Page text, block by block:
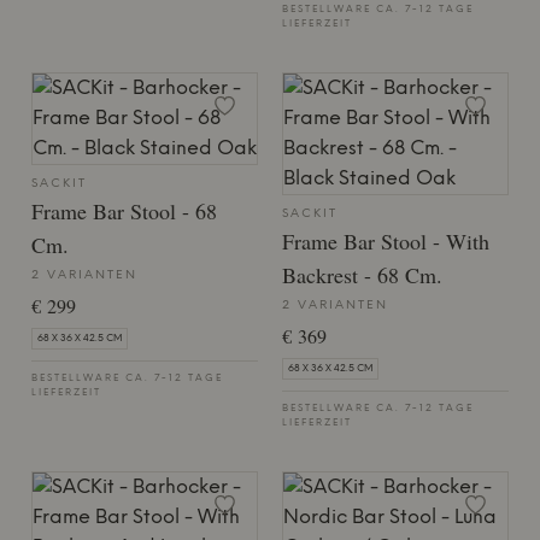
BESTELLWARE CA. 7-12 TAGE
LIEFERZEIT
SACKIT
Frame Bar Stool - 68
Cm.
2 VARIANTEN
€ 299
68 X 36 X 42.5 CM
BESTELLWARE CA. 7-12 TAGE
LIEFERZEIT
SACKIT
Frame Bar Stool - With
Backrest - 68 Cm.
2 VARIANTEN
€ 369
68 X 36 X 42.5 CM
BESTELLWARE CA. 7-12 TAGE
LIEFERZEIT